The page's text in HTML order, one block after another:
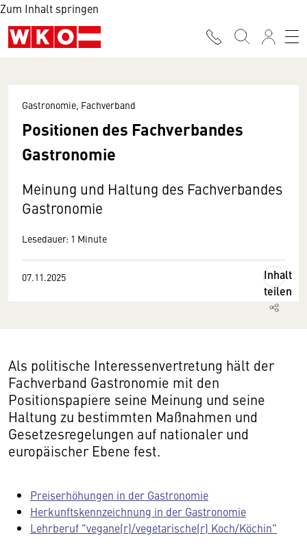
Zum Inhalt springen
Gastronomie, Fachverband
Positionen des Fachverbandes
Gastronomie
Meinung und Haltung des Fachverbandes
Gastronomie
Lesedauer: 1 Minute
07.11.2025
Inhalt
teilen
Als politische Interessenvertretung hält der
Fachverband Gastronomie mit den
Positionspapiere seine Meinung und seine
Haltung zu bestimmten Maßnahmen und
Gesetzesregelungen auf nationaler und
europäischer Ebene fest.
Preiserhöhungen in der Gastronomie
Herkunftskennzeichnung in der Gastronomie
Lehrberuf "vegane(r)/vegetarische(r) Koch/Köchin"